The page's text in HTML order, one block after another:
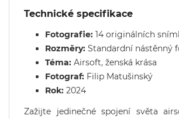
Technické specifikace
Fotografie: 14 originálních
Rozměry: Standardní nástěnný
Téma: Airsoft, ženská krása
Fotograf: Filip Matušinský
Rok: 2024
Zažijte jedinečné spojení světa